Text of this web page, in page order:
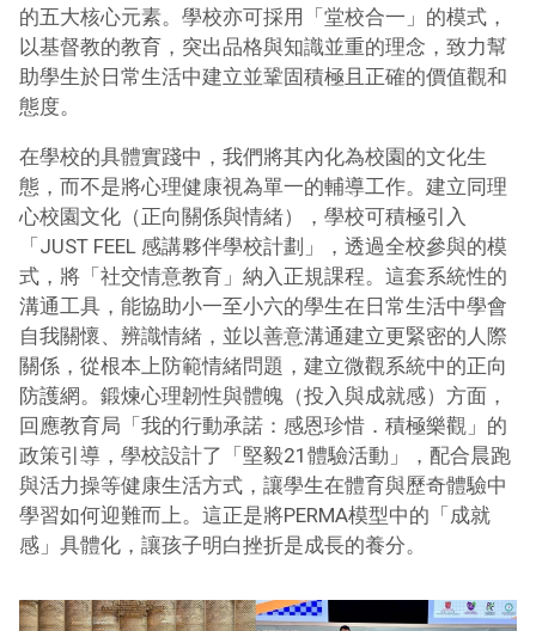
的五大核心元素。學校亦可採用「堂校合一」的模式，
以基督教的教育，突出品格與知識並重的理念，致力幫
助學生於日常生活中建立並鞏固積極且正確的價值觀和
態度。
在學校的具體實踐中，我們將其內化為校園的文化生
態，而不是將心理健康視為單一的輔導工作。建立同理
心校園文化（正向關係與情緒），學校可積極引入
「JUST FEEL 感講夥伴學校計劃」，透過全校參與的模
式，將「社交情意教育」納入正規課程。這套系統性的
溝通工具，能協助小一至小六的學生在日常生活中學會
自我關懷、辨識情緒，並以善意溝通建立更緊密的人際
關係，從根本上防範情緒問題，建立微觀系統中的正向
防護網。鍛煉心理韌性與體魄（投入與成就感）方面，
回應教育局「我的行動承諾：感恩珍惜．積極樂觀」的
政策引導，學校設計了「堅毅21體驗活動」，配合晨跑
與活力操等健康生活方式，讓學生在體育與歷奇體驗中
學習如何迎難而上。這正是將PERMA模型中的「成就
感」具體化，讓孩子明白挫折是成長的養分。